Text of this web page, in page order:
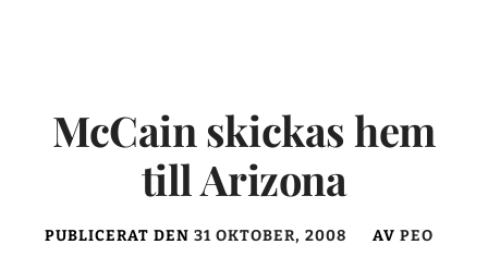
McCain skickas hem
till Arizona
PUBLICERAT DEN 31 OKTOBER, 2008 AV PEO